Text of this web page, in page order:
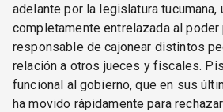
adelante por la legislatura tucumana,
completamente entrelazada al
responsable de cajonear distintos
relación a otros jueces y fiscales.
funcional al gobierno, que en sus
ha movido rápidamente para